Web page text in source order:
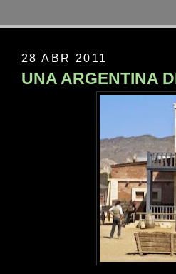
28 ABR 2011
UNA ARGENTINA